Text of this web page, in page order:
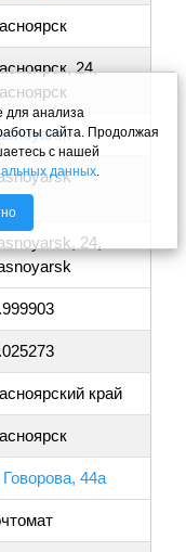
24,
24,
край
44а
для анализа
сайта. Продолжая
с нашей
данных.